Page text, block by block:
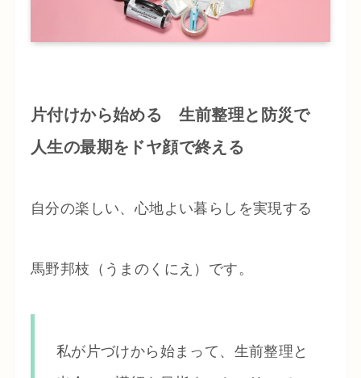
片付けから始める 生前整理と防災で
人生の最期をドヤ顔で終える
自分の楽しい、心地よい暮らしを実現する
馬野邦枝（うまのくにえ）です。
私が片づけから始まって、生前整理と